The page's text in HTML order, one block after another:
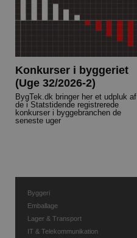
Konkurser i byggeriet
(Uge 32/2026-2)
BygTek.dk bringer her et udpluk af
de i Statstidende registrerede
konkurser i byggebranchen de
seneste uger
Byggeri
Emballage
Lager & Transport
IT & Telekommunikation